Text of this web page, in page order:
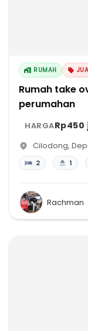
RUMAH
Rumah take
perumahan
HARGA
Cilodong,
2 1
Rachman